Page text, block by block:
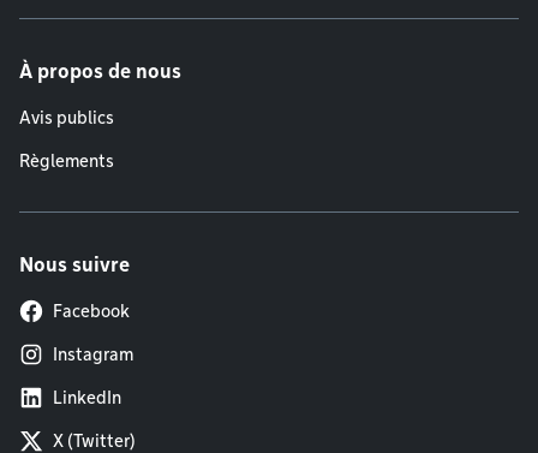
À propos de nous
Avis publics
Règlements
Nous suivre
Facebook
Instagram
LinkedIn
X (Twitter)